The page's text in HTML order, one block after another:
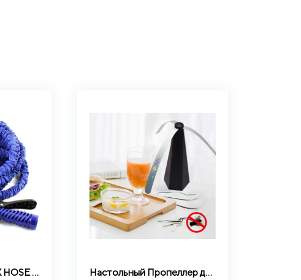
Шланг для полива X HOSE 30 м с распылителем, садовый шланг, поливочный шланг для сада
Настольный Пропеллер для уничтожения насекомых, устройство для защиты пищи от мух и насекомых